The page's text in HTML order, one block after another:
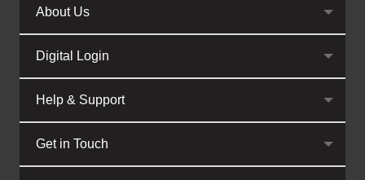
About Us
Digital Login
Help & Support
Get in Touch